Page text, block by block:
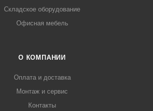
Складское оборудование
Офисная мебель
О КОМПАНИИ
Оплата и доставка
Монтаж и сервис
Контакты